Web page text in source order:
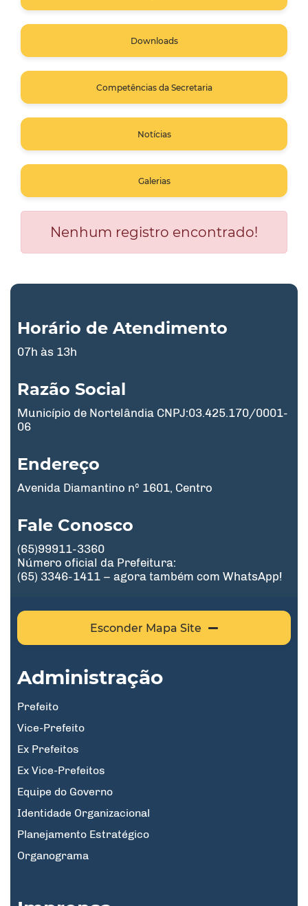
Downloads
Competências da Secretaria
Notícias
Galerias
Nenhum registro encontrado!
Horário de Atendimento
07h às 13h
Razão Social
Município de Nortelândia CNPJ:03.425.170/0001-
06
Endereço
Avenida Diamantino nº 1601, Centro
Fale Conosco
(65)99911-3360
Número oficial da Prefeitura:
(65) 3346-1411 – agora também com WhatsApp!
Esconder Mapa Site
Administração
Prefeito
Vice-Prefeito
Ex Prefeitos
Ex Vice-Prefeitos
Equipe do Governo
Identidade Organizacional
Planejamento Estratégico
Organograma